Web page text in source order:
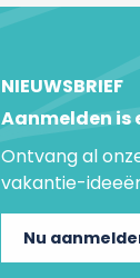
NIEUWSBRIEF
Aanmelden is
Ontvang al
vakantie-
Nu